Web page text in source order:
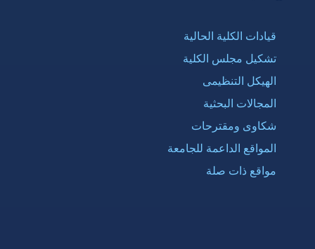
قيادات الكلية الحالية
تشكيل مجلس الكلية
الهيكل التنظيمى
المجالات البحثية
شكاوى ومقترحات
المواقع الداعمة للجامعة
مواقع ذات صلة